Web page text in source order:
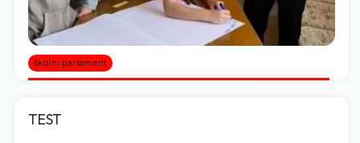
školní parlament
TEST